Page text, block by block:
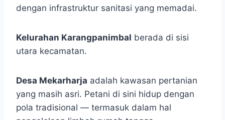
dengan infrastruktur sanitasi yang memadai.
Kelurahan Karangpanimbal berada di sisi
utara kecamatan.
Desa Mekarharja adalah kawasan pertanian
yang masih asri. Petani di sini hidup dengan
pola tradisional — termasuk dalam hal